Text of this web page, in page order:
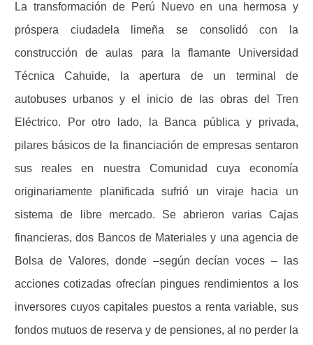
La transformación de Perú Nuevo en una hermosa y
próspera ciudadela limeña se consolidó con la
construcción de aulas para la flamante Universidad
Técnica Cahuide, la apertura de un terminal de
autobuses urbanos y el inicio de las obras del Tren
Eléctrico. Por otro lado, la Banca pública y privada,
pilares básicos de la financiación de empresas sentaron
sus reales en nuestra Comunidad cuya economía
originariamente planificada sufrió un viraje hacia un
sistema de libre mercado. Se abrieron varias Cajas
financieras, dos Bancos de Materiales y una agencia de
Bolsa de Valores, donde –según decían voces – las
acciones cotizadas ofrecían pingues rendimientos a los
inversores cuyos capitales puestos a renta variable, sus
fondos mutuos de reserva y de pensiones, al no perder la